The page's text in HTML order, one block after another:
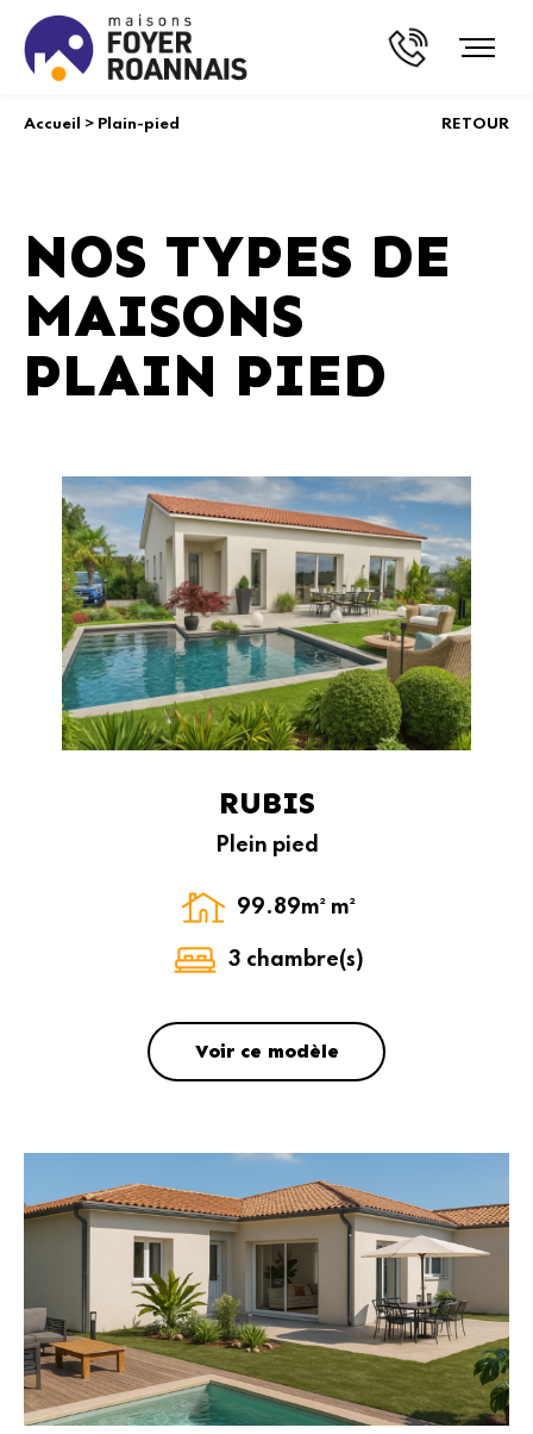
Accueil > Plain-pied RETOUR
NOS TYPES DE
MAISONS
PLAIN PIED
RUBIS
Plein pied
99.89m² m²
3 chambre(s)
Voir ce modèle